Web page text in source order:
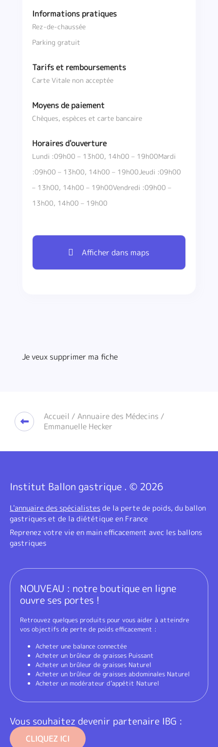
Informations pratiques
Rez-de-chaussée
Parking gratuit
Tarifs et remboursements
Carte Vitale non acceptée
Moyens de paiement
Chèques, espèces et carte bancaire
Horaires d'ouverture
Lundi :09h00 – 13h00, 14h00 – 19h00Mardi
:09h00 – 13h00, 14h00 – 19h00Jeudi :09h00
– 13h00, 14h00 – 19h00Vendredi :09h00 –
13h00, 14h00 – 19h00
Afficher dans maps
Je veux supprimer ma fiche
Accueil / Annuaire des Médecins /
Emmanuelle Hecker
Institut Ballon gastrique . © 2026
L'annuaire des spécialistesde la perte de poids, du ballon
gastriques et de la diététique en France
Reprenez votre vie en main efficacement avec les ballons
gastriques
NOUVEAU : notre boutique en ligne
ouvre ses portes !
Retrouvez quelques produits pour vous aider à atteindre
vos objectifs de perte de poids efficacement :
Acheter une balance connectée
Acheter un brûleur de graisses Puissant
Acheter un brûleur de graisses Naturel
Acheter un brûleur de graisses abdominales Naturel
Acheter un modérateur d’appétit Naturel
Vous souhaitez devenir partenaire IBG :
CLIQUEZ ICI